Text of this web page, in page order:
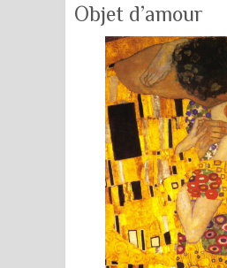
Objet d’amour